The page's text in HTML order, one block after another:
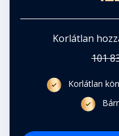
Korlátlan
101
Korlátlan